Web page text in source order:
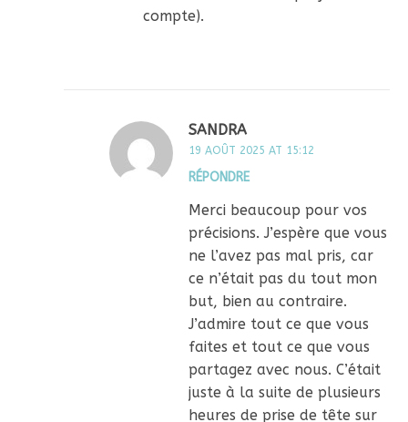
compte).
SANDRA
19 AOÛT 2025 AT 15:12
RÉPONDRE
Merci beaucoup pour vos
précisions. J’espère que vous
ne l’avez pas mal pris, car
ce n’était pas du tout mon
but, bien au contraire.
J’admire tout ce que vous
faites et tout ce que vous
partagez avec nous. C’était
juste à la suite de plusieurs
heures de prise de tête sur